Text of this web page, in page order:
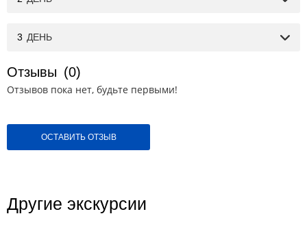
3 ДЕНЬ
Отзывы (0)
Отзывов пока нет, будьте первыми!
ОСТАВИТЬ ОТЗЫВ
Другие экскурсии